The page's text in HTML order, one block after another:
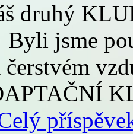
druhý
Byli jsme